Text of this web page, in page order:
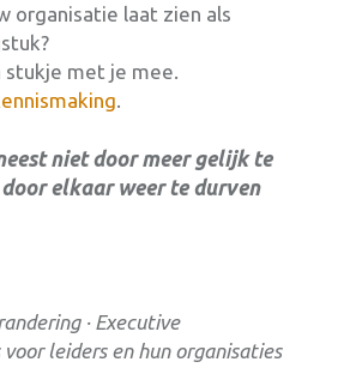
organisatie laat zien als
met je mee.
niet door meer gelijk te
elkaar weer te durven
· Executive
leiders en hun organisaties